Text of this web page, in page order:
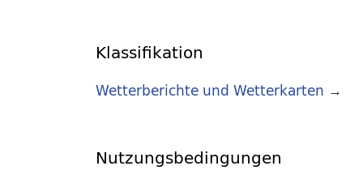
Klassifikation
Wetterberichte und Wetterkarten →
Nutzungsbedingungen